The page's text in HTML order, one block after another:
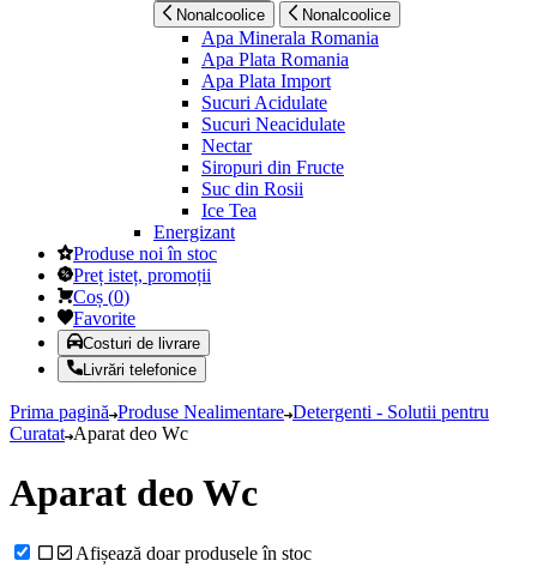
Nonalcoolice Nonalcoolice
Apa Minerala Romania
Apa Plata Romania
Apa Plata Import
Sucuri Acidulate
Sucuri Neacidulate
Nectar
Siropuri din Fructe
Suc din Rosii
Ice Tea
Energizant
Produse noi în stoc
Preț isteț, promoții
Coș (0)
Favorite
Costuri de livrare
Livrări telefonice
Prima pagină Produse Nealimentare Detergenti - Solutii pentru
Curatat Aparat deo Wc
Aparat deo Wc
Afișează doar produsele în stoc